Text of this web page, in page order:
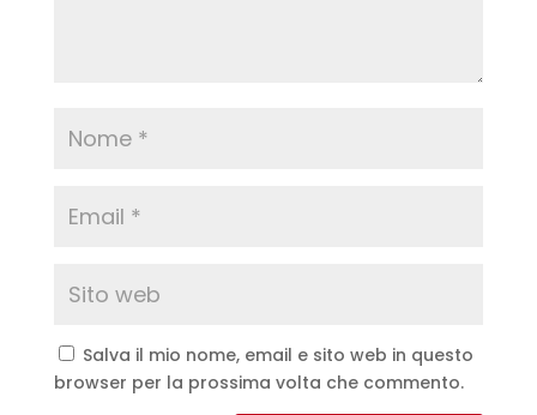
Salva il mio nome, email e sito web in questo
browser per la prossima volta che commento.